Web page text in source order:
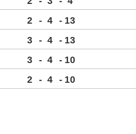
2 - 4 - 13
3 - 4 - 13
3 - 4 - 10
2 - 4 - 10